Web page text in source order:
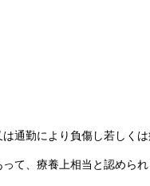
通勤により負傷し若しく
て、療養上相当と認められ